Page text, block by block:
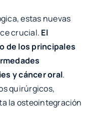
estas nuevas
crucial. El
de los principales
y cáncer oral.
quirúrgicos,
la osteointegración